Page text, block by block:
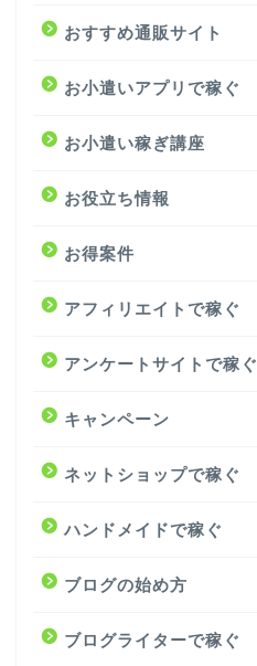
おすすめ通販サイト
お小遣いアプリで稼ぐ
お小遣い稼ぎ講座
お役立ち情報
お得案件
アフィリエイトで稼ぐ
アンケートサイトで稼ぐ
キャンペーン
ネットショップで稼ぐ
ハンドメイドで稼ぐ
ブログの始め方
ブログライターで稼ぐ